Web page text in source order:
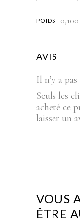
POIDS
AVIS
Il n’y a pas
Seuls les
acheté ce
laisser un
VOUS
ÊTRE